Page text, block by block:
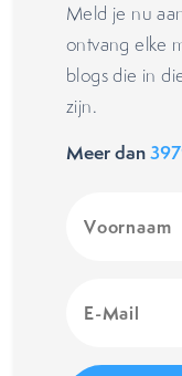
Meld je nu
ontvang elke
blogs die in
zijn.
Meer dan
(Vereist)
Mail